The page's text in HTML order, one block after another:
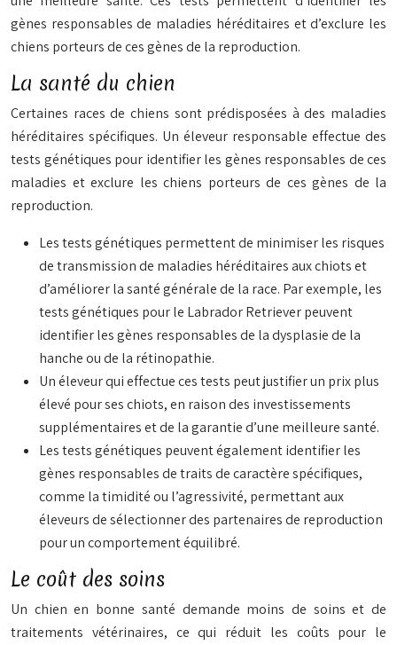
gènes responsables de maladies héréditaires et d’exclure les
chiens porteurs de ces gènes de la reproduction.
La santé du chien
Certaines races de chiens sont prédisposées à des maladies
héréditaires spécifiques. Un éleveur responsable effectue des
tests génétiques pour identifier les gènes responsables de ces
maladies et exclure les chiens porteurs de ces gènes de la
reproduction.
Les tests génétiques permettent de minimiser les risques
de transmission de maladies héréditaires aux chiots et
d’améliorer la santé générale de la race. Par exemple, les
tests génétiques pour le Labrador Retriever peuvent
identifier les gènes responsables de la dysplasie de la
hanche ou de la rétinopathie.
Un éleveur qui effectue ces tests peut justifier un prix plus
élevé pour ses chiots, en raison des investissements
supplémentaires et de la garantie d’une meilleure santé.
Les tests génétiques peuvent également identifier les
gènes responsables de traits de caractère spécifiques,
comme la timidité ou l’agressivité, permettant aux
éleveurs de sélectionner des partenaires de reproduction
pour un comportement équilibré.
Le coût des soins
Un chien en bonne santé demande moins de soins et de
traitements vétérinaires, ce qui réduit les coûts pour le